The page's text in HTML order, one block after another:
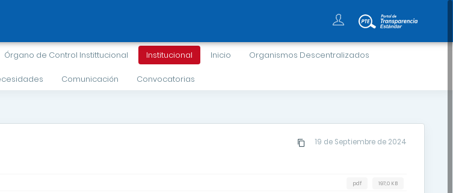
Órgano de Control Instittucional Institucional Inicio Organismos Descentralizados
Comunicación Convocatorias
19 de Septiembre de 2024
197,0 KB
pdf